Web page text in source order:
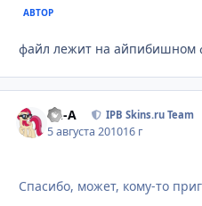
АВТОР
файл лежит на айпибишном
Ph-A IPB Skins.ru Team
5 августа 201016 г
Спасибо, может, кому-то